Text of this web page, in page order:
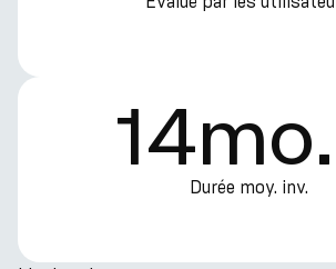
Durée moy. inv.